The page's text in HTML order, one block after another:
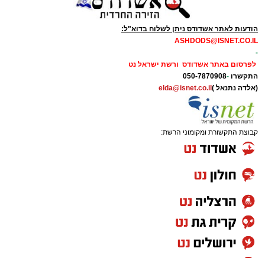
הודעות לאתר אשדודס ניתן לשלוח בדוא"ל:
ASHDODS@ISNET.CO.IL
-
לפרסום באתר אשדודס ורשת ישראל נט
התקשרו -
050-7870908
(אלדה נתנאל ) elda@isnet.co.il
קבוצת התקשורת ומקומוני הרשת: